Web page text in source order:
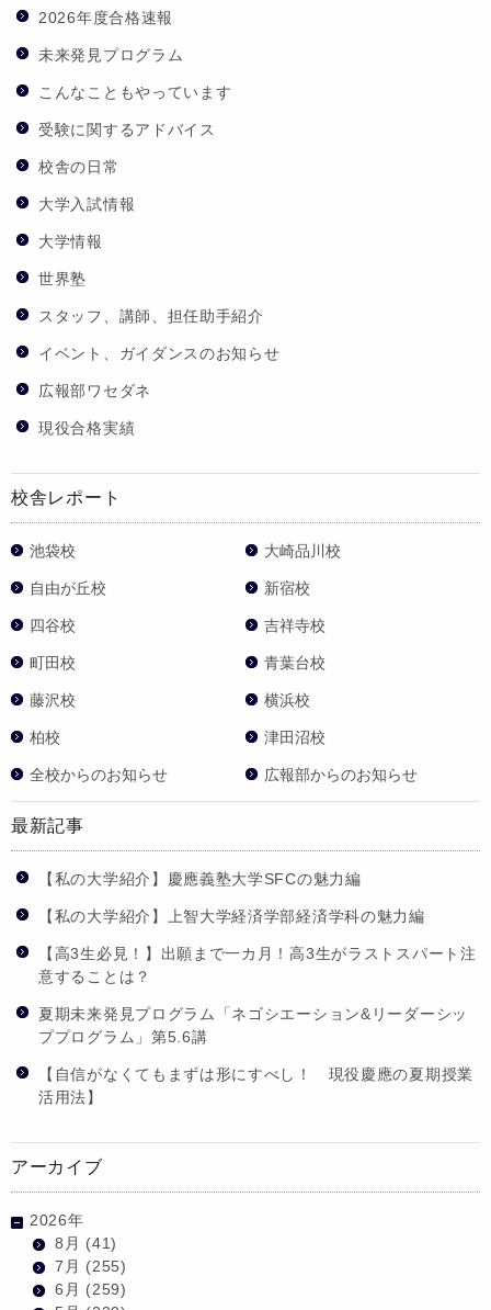
2026年度合格速報
未来発見プログラム
こんなこともやっています
受験に関するアドバイス
校舎の日常
大学入試情報
大学情報
世界塾
スタッフ、講師、担任助手紹介
イベント、ガイダンスのお知らせ
広報部ワセダネ
現役合格実績
校舎レポート
池袋校 大崎品川校
自由が丘校 新宿校
四谷校 吉祥寺校
町田校 青葉台校
藤沢校 横浜校
柏校 津田沼校
全校からのお知らせ 広報部からのお知らせ
最新記事
【私の大学紹介】慶應義塾大学SFCの魅力編
【私の大学紹介】上智大学経済学部経済学科の魅力編
【高3生必見！】出願まで一カ月！高3生がラストスパート注
意することは？
夏期未来発見プログラム「ネゴシエーション&リーダーシッ
ププログラム」第5.6講
【自信がなくてもまずは形にすべし！ 現役慶應の夏期授業
活用法】
アーカイブ
2026年
8月 (41)
7月 (255)
6月 (259)